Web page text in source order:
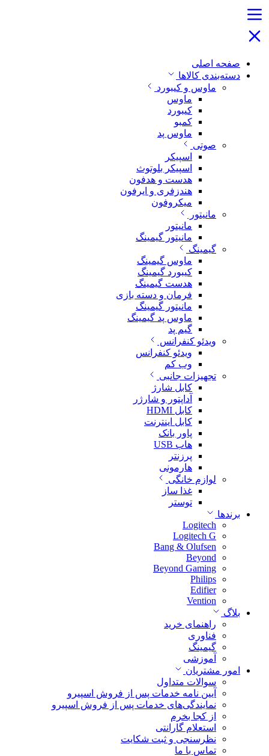
صفحه اصلی
دسته‌بندی کالاها
ماوس و کیبورد
ماوس
کیبورد
کمبو
ماوس پد
صوتی
اسپیکر
اسپیکر بلوتوث
هدست و هدفون
هندزفری و ایرفون
میکروفون
مانیتور
مانیتور
مانیتور گیمینگ
گیمینگ
ماوس گیمینگ
کیبورد گیمینگ
هدست گیمینگ
فرمان و دسته بازی
مانیتور گیمینگ
ماوس پد گیمینگ
گیم پد
ویدئو کنفرانس
ویدئو کنفرانس
وب کم
تجهیزات جانبی
کابل شارژ
آداپتور و شارژر
کابل HDMI
کابل اینترنت
پاور بانک
هاب USB
پرزنتر
هارمونی
لوازم خانگی
غذا ساز
توستر
برندها
Logitech
Logitech G
Bang & Olufsen
Beyond
Beyond Gaming
Philips
Edifier
Vention
بلاگ
راهنمای خرید
فناوری
گیمینگ
آموزشی
امور مشتریان
سوالات متداول
آیین نامه خدمات پس از فروش اسپیرو
نمایندگی‌های خدمات پس از فروش اسپیرو
از کجا بخرم
استعلام گارانتی
نظرسنجی و ثبت شکایت
تماس با ما